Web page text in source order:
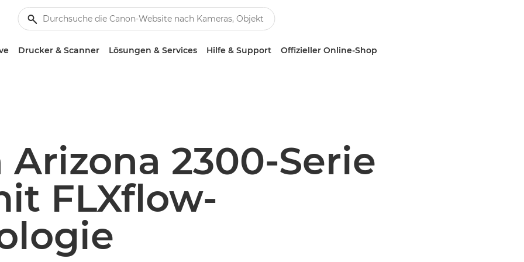
Drucker & Scanner Lösungen & Services Hilfe & Support Offizieller Online-Shop
Arizona 2300-Serie
FLXflow-